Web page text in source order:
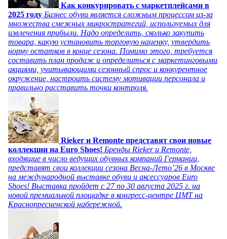
Как конкурировать с маркетплейсами в
2025 году Бизнес обуви является сложным процессом из-за
множества смежных микростратегий, используемых для
извлечения прибыли. Надо определить, сколько закупить
товара, какую установить торговую наценку, утвердить
норму остатков в конце сезона. Помимо этого, требуется
составить план продаж и определиться с маркетинговыми
акциями, учитывающими сезонный спрос и конкурентное
окружение, настроить систему мотивации персонала и
правильно расставить точки контроля.
Rieker и Remonte представят свои новые
коллекции на Euro Shoes! Бренды Rieker и Remonte,
входящие в число ведущих обувных компаний Германии,
представят свои коллекции сезона Весна-Лето’26 в Москве
на международной выставке обуви и аксессуаров Euro
Shoes! Выставка пройдет c 27 по 30 августа 2025 г. на
новой премиальной площадке в конгресс-центре ЦМТ на
Краснопресненской набережной.